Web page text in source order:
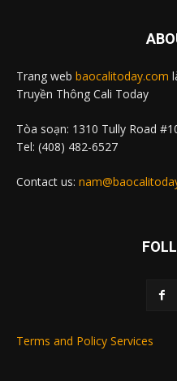
Trang web baocalitoday.com
Truyền Thông Cali Today
Tòa soạn: 1310 Tully Road
Tel: (408) 482-6527
Contact us:
Terms and Policy Services